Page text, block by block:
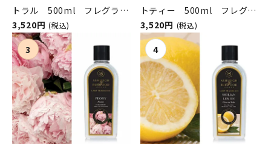
トラル 500ml フレグラン
スランプ用オイル
ASHLEIGH&BURWOOD（ア
シュレイアンドバーウッド）
3,520円 (税込)
トティー 500ml フレグラ
ンスランプ用オイル
ASHLEIGH&BURWOOD（ア
シュレイアンドバーウッド）
3,520円 (税込)